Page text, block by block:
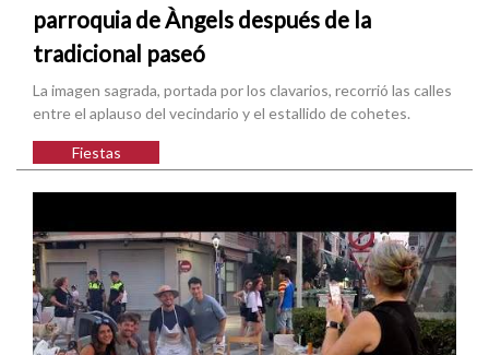
parroquia de Àngels después de la
tradicional paseó
La imagen sagrada, portada por los clavarios, recorrió las calles
entre el aplauso del vecindario y el estallido de cohetes.
Fiestas